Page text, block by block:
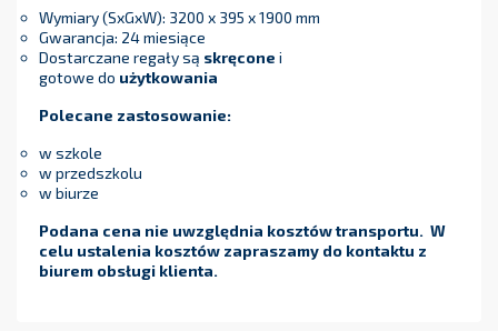
Wymiary (SxGxW): 3200 x 395 x 1900 mm
Gwarancja: 24 miesiące
Dostarczane regały są skręcone i
gotowe do użytkowania
Polecane zastosowanie:
w szkole
w przedszkolu
w biurze
Podana cena nie uwzględnia kosztów transportu. W
celu ustalenia kosztów zapraszamy do kontaktu z
biurem obsługi klienta.